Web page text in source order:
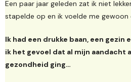
Een paar jaar geleden zat ik niet
stapelde op en ik voelde me
Ik had een drukke baan, een gezin
ik het gevoel dat al mijn aandacht
gezondheid ging…